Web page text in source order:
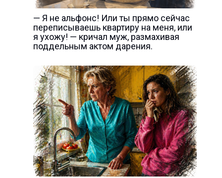
— Я не альфонс! Или ты прямо сейчас
переписываешь квартиру на меня, или
я ухожу! — кричал муж, размахивая
поддельным актом дарения.